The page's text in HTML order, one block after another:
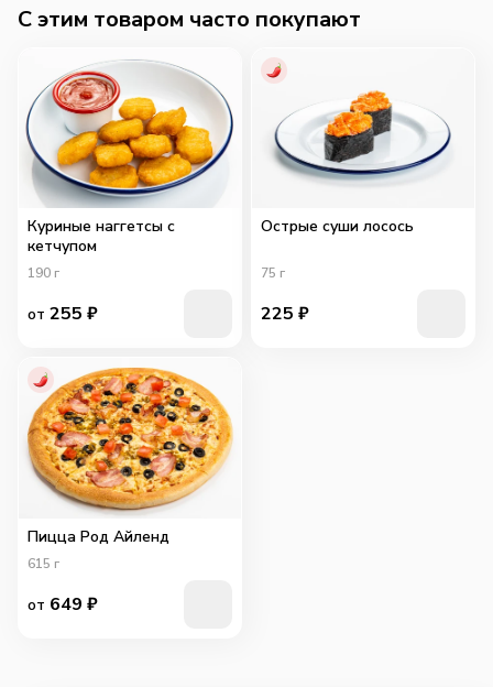
C этим товаром часто покупают
Куриные наггетсы с
кетчупом
190 г
от 255 ₽
Острые суши лосось
75 г
225 ₽
Пицца Род Айленд
615 г
от 649 ₽